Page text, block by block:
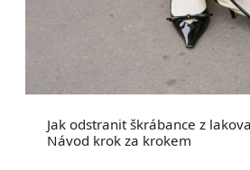
Jak odstranit škrábance z
Návod krok za krokem